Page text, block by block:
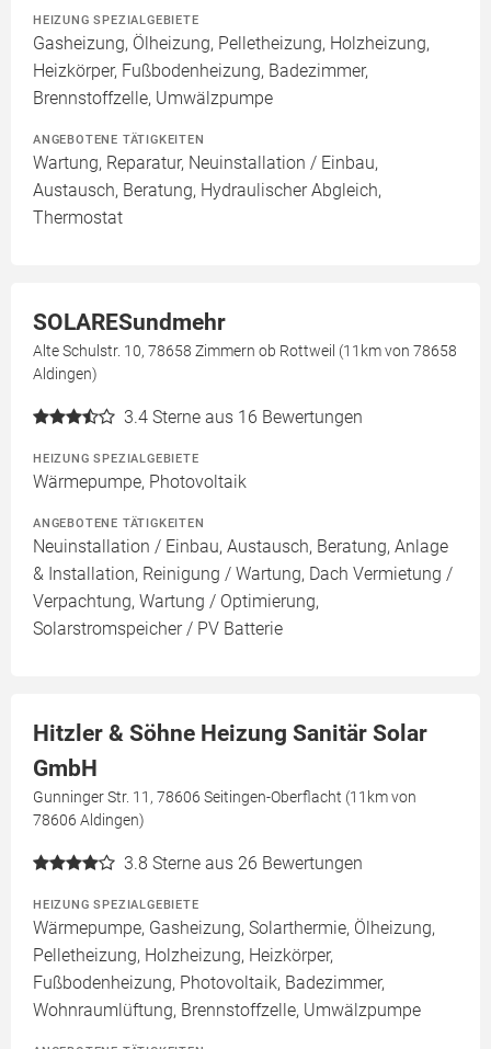
HEIZUNG SPEZIALGEBIETE
Gasheizung, Ölheizung, Pelletheizung, Holzheizung,
Heizkörper, Fußbodenheizung, Badezimmer,
Brennstoffzelle, Umwälzpumpe
ANGEBOTENE TÄTIGKEITEN
Wartung, Reparatur, Neuinstallation / Einbau,
Austausch, Beratung, Hydraulischer Abgleich,
Thermostat
SOLARESundmehr
Alte Schulstr. 10, 78658 Zimmern ob Rottweil (11km von 78658
Aldingen)
3.4 Sterne aus 16 Bewertungen
HEIZUNG SPEZIALGEBIETE
Wärmepumpe, Photovoltaik
ANGEBOTENE TÄTIGKEITEN
Neuinstallation / Einbau, Austausch, Beratung, Anlage
& Installation, Reinigung / Wartung, Dach Vermietung /
Verpachtung, Wartung / Optimierung,
Solarstromspeicher / PV Batterie
Hitzler & Söhne Heizung Sanitär Solar
GmbH
Gunninger Str. 11, 78606 Seitingen-Oberflacht (11km von
78606 Aldingen)
3.8 Sterne aus 26 Bewertungen
HEIZUNG SPEZIALGEBIETE
Wärmepumpe, Gasheizung, Solarthermie, Ölheizung,
Pelletheizung, Holzheizung, Heizkörper,
Fußbodenheizung, Photovoltaik, Badezimmer,
Wohnraumlüftung, Brennstoffzelle, Umwälzpumpe